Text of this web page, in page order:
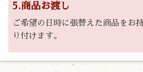
5.商品お渡し
ご希望の日時に張替えた商品をお
り付けます。